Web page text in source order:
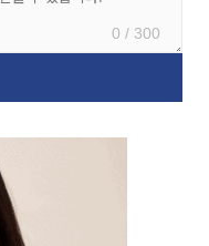
0 / 300